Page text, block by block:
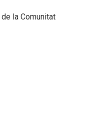
la Comunitat